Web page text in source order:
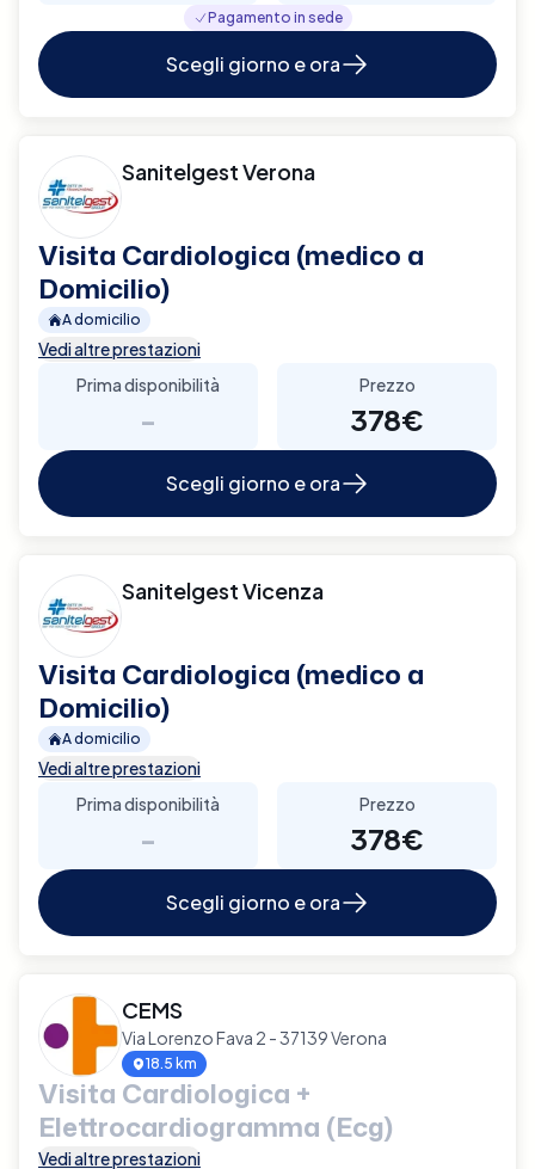
Pagamento in sede
Scegli giorno e ora
Sanitelgest Verona
Visita Cardiologica (medico a
Domicilio)
A domicilio
Vedi altre prestazioni
Prima disponibilità
-
Prezzo
378€
Scegli giorno e ora
Sanitelgest Vicenza
Visita Cardiologica (medico a
Domicilio)
A domicilio
Vedi altre prestazioni
Prima disponibilità
-
Prezzo
378€
Scegli giorno e ora
CEMS
Via Lorenzo Fava 2 - 37139 Verona
18.5 km
Visita Cardiologica +
Elettrocardiogramma (Ecg)
Vedi altre prestazioni